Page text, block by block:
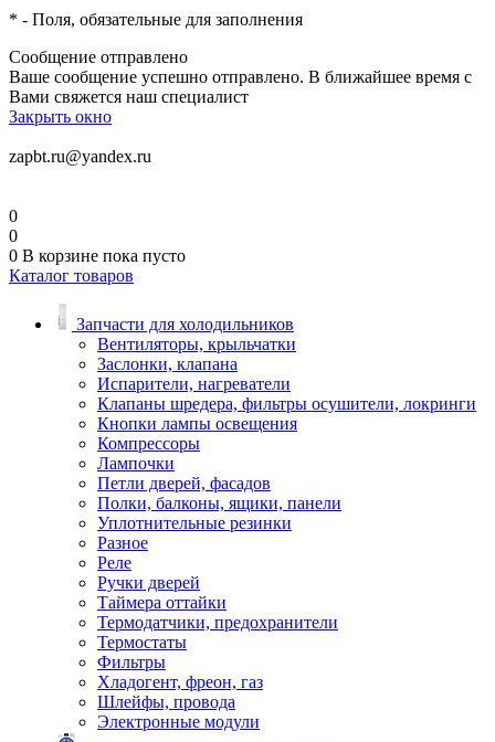
* - Поля, обязательные для заполнения
Сообщение отправлено
Ваше сообщение успешно отправлено. В ближайшее время с
Вами свяжется наш специалист
Закрыть окно
zapbt.ru@yandex.ru
0
0
0 В корзине пока пусто
Каталог товаров
Запчасти для холодильников
Вентиляторы, крыльчатки
Заслонки, клапана
Испарители, нагреватели
Клапаны шредера, фильтры осушители, локринги
Кнопки лампы освещения
Компрессоры
Лампочки
Петли дверей, фасадов
Полки, балконы, ящики, панели
Уплотнительные резинки
Разное
Реле
Ручки дверей
Таймера оттайки
Термодатчики, предохранители
Термостаты
Фильтры
Хладогент, фреон, газ
Шлейфы, провода
Электронные модули